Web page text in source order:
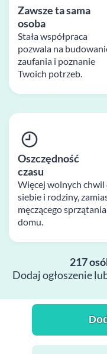
Zawsze ta sama
osoba
Stała współpraca
pozwala na
zaufania i poznanie
Twoich potrzeb.
Oszczędność
czasu
Więcej wolnych chwil
siebie i rodziny,
męczącego sprzątania
domu.
217
Dodaj ogłoszenie